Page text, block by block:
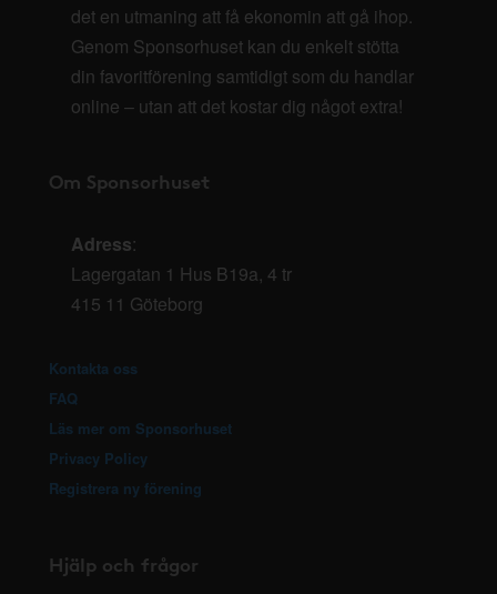
det en utmaning att få ekonomin att gå ihop.
Genom Sponsorhuset kan du enkelt stötta
din favoritförening samtidigt som du handlar
online – utan att det kostar dig något extra!
Om Sponsorhuset
Adress:
Lagergatan 1 Hus B19a, 4 tr
415 11 Göteborg
Kontakta oss
FAQ
Läs mer om Sponsorhuset
Privacy Policy
Registrera ny förening
Hjälp och frågor